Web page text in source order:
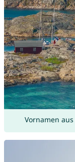
Vornamen